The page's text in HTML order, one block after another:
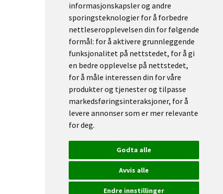
informasjonskapsler og andre
sporingsteknologier for å forbedre
nettleseropplevelsen din for følgende
formål: for å aktivere grunnleggende
funksjonalitet på nettstedet, for å gi
en bedre opplevelse på nettstedet,
for å måle interessen din for våre
produkter og tjenester og tilpasse
markedsføringsinteraksjoner, for å
levere annonser som er mer relevante
for deg.
Godta alle
Avvis alle
Endre innstillinger